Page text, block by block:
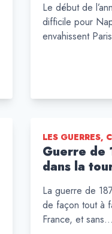
Le début de
difficile pour
envahissent
LES GUERRES,
Guerre de
dans la
La guerre de
de façon tout à
France, et sans…